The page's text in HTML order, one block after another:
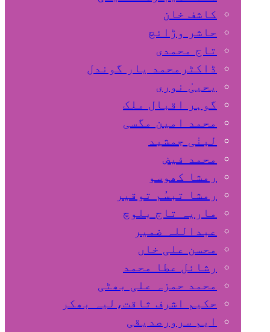
کاشف خان
حاشر وڑائچ
تاج محمدی
ڈاکٹرمحمد یار گوندل
گوہر اقبال ملک
محمد امین مگسی
لبنٰی جمشید
محمد فیض
رمشا کھوسو
رمشا تبسُم توقیر
ماریہ تاج بلوچ
عبداللہ ضمیر
محسن علی خاں
رشائل عطا محمد
محمد حمزہ علی بھٹی
حکیم اشرف ثاقت،لیہ بھکر
ایم سرورصدیقی